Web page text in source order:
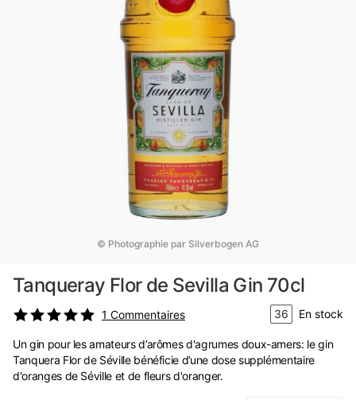
© Photographie par Silverbogen AG
Tanqueray Flor de Sevilla Gin 70cl
1 Commentaires 36 En stock
Un gin pour les amateurs d’arômes d'agrumes doux-amers: le gin
Tanquera Flor de Séville bénéficie d’une dose supplémentaire
d'oranges de Séville et de fleurs d'oranger.